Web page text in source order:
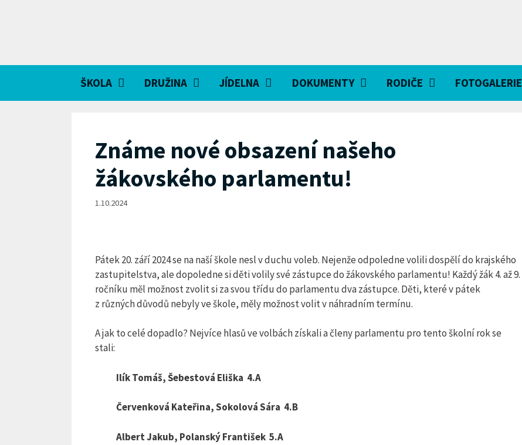
ŠKOLA DRUŽINA JÍDELNA DOKUMENTY RODIČE FOTOGALERIE
Známe nové obsazení našeho
žákovského parlamentu!
1.10.2024
Pátek 20. září 2024 se na naší škole nesl v duchu voleb. Nejenže odpoledne volili dospělí do krajského
zastupitelstva, ale dopoledne si děti volily své zástupce do žákovského parlamentu! Každý žák 4. až 9.
ročníku měl možnost zvolit si za svou třídu do parlamentu dva zástupce. Děti, které v pátek
z různých důvodů nebyly ve škole, měly možnost volit v náhradním termínu.
A jak to celé dopadlo? Nejvíce hlasů ve volbách získali a členy parlamentu pro tento školní rok se
stali:
Ilík Tomáš, Šebestová Eliška 4.A
Červenková Kateřina, Sokolová Sára 4.B
Albert Jakub, Polanský František 5.A